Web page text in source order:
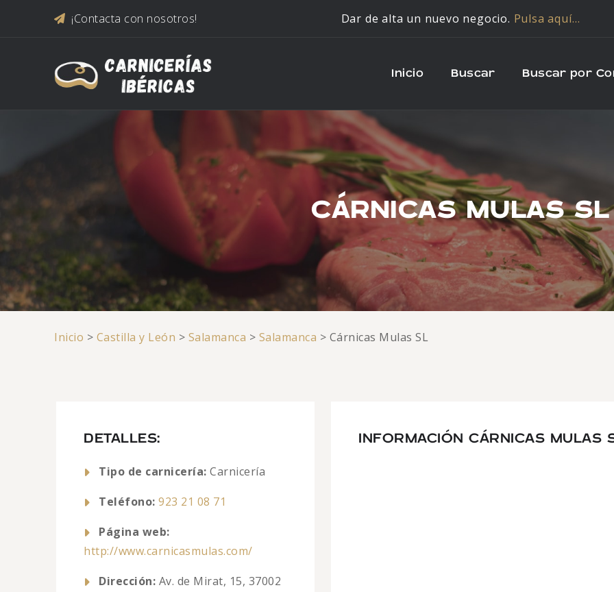
¡Contacta con nosotros! Dar de alta un nuevo negocio. Pulsa aquí…
Inicio Buscar Buscar por
CÁRNICAS MULAS SL
Inicio > Castilla y León > Salamanca > Salamanca > Cárnicas Mulas SL
DETALLES:
Tipo de carnicería: Carnicería
Teléfono: 923 21 08 71
Página web:
http://www.carnicasmulas.com/
Dirección: Av. de Mirat, 15, 37002
INFORMACIÓN CÁRNICAS MULAS